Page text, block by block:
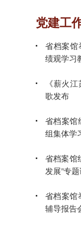
党建工
省档案馆
绩观学习
《薪火
歌发布
省档案馆
组集体学
省档案馆
发展”专
省档案馆
辅导报告